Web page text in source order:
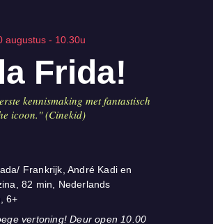
augustus - 10.30u
Frida!
kennismaking met fantastisch
icoon." (Cinekid)
Frankrijk, André Kadi en
82 min, Nederlands
6+
vertoning! Deur open 10.00